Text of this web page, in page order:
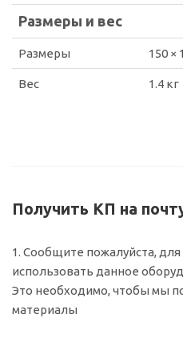
Размеры и вес
Размеры 150 ×
Вес 1.4 кг
Получить КП на
1. Сообщите пожалуйста,
использовать данное
Это необходимо, чтобы мы
материалы